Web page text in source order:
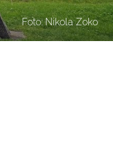
Foto: Nikola Zoko